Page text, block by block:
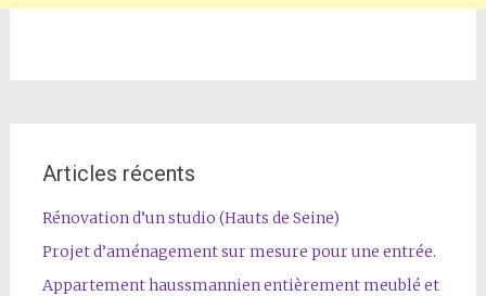
Articles récents
Rénovation d’un studio (Hauts de Seine)
Projet d’aménagement sur mesure pour une entrée.
Appartement haussmannien entièrement meublé et